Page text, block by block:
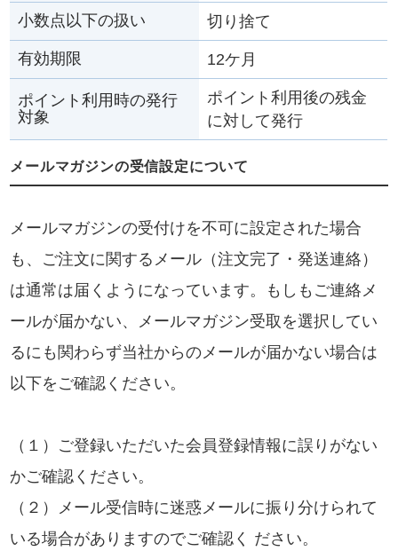
小数点以下の扱い 切り捨て
有効期限 12ケ月
ポイント利用時の発行
対象
ポイント利用後の残金
に対して発行
メールマガジンの受信設定について
メールマガジンの受付けを不可に設定された場合
も、ご注文に関するメール（注文完了・発送連絡）
は通常は届くようになっています。もしもご連絡メ
ールが届かない、メールマガジン受取を選択してい
るにも関わらず当社からのメールが届かない場合は
以下をご確認ください。
（１）ご登録いただいた会員登録情報に誤りがない
かご確認ください。
（２）メール受信時に迷惑メールに振り分けられて
いる場合がありますのでご確認く ださい。